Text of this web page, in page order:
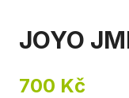
JOYO
700 Kč